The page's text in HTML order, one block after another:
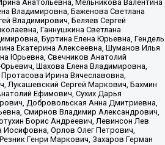
Анатольевна, Мельникова Валентина
Владимировна, Баженова Светлана
Владимирович, Беляев Сергей
Ганнушкина Светлана
Буртина Елена Юрьевна, Гендель
Екатерина Алексеевна, Шуманов Илья
Юрьевна, Свечников Анатолий
Шахова Елена Владимировна,
Ирина Вячеславовна,
Лукашевский Сергей Маркович, Бахмин
Ефимович, Сухих Дарья
Добровольская Анна Дмитриевна,
Смирнов Владимир Александрович,
Борис Андреевич, Левинсон Лев
Иосифовна, Орлов Олег Петрович,
Генри Маркович, Захаров Герман